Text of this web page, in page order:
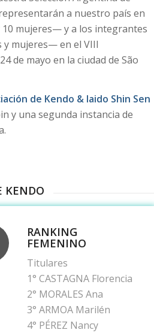
a nuestro país en
mujeres— y a los integrantes
mujeres— en el VIII
de mayo en la ciudad de São
de Kendo & Iaido Shin Sen
y una segunda instancia de
KENDO
RANKING
FEMENINO
Titulares
1° CASTAGNA Florencia
2° MORALES Ana
3° ARMOA Marilén
4° PÉREZ Nancy